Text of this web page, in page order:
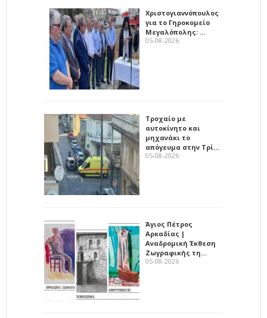
Χριστογιαννόπουλος
για το Γηροκομείο
Μεγαλόπολης: …
05-08-2026
Τροχαίο με
αυτοκίνητο και
μηχανάκι το
απόγευμα στην Τρί…
05-08-2026
Άγιος Πέτρος
Αρκαδίας |
Αναδρομική Έκθεση
Ζωγραφικής τη…
05-08-2026